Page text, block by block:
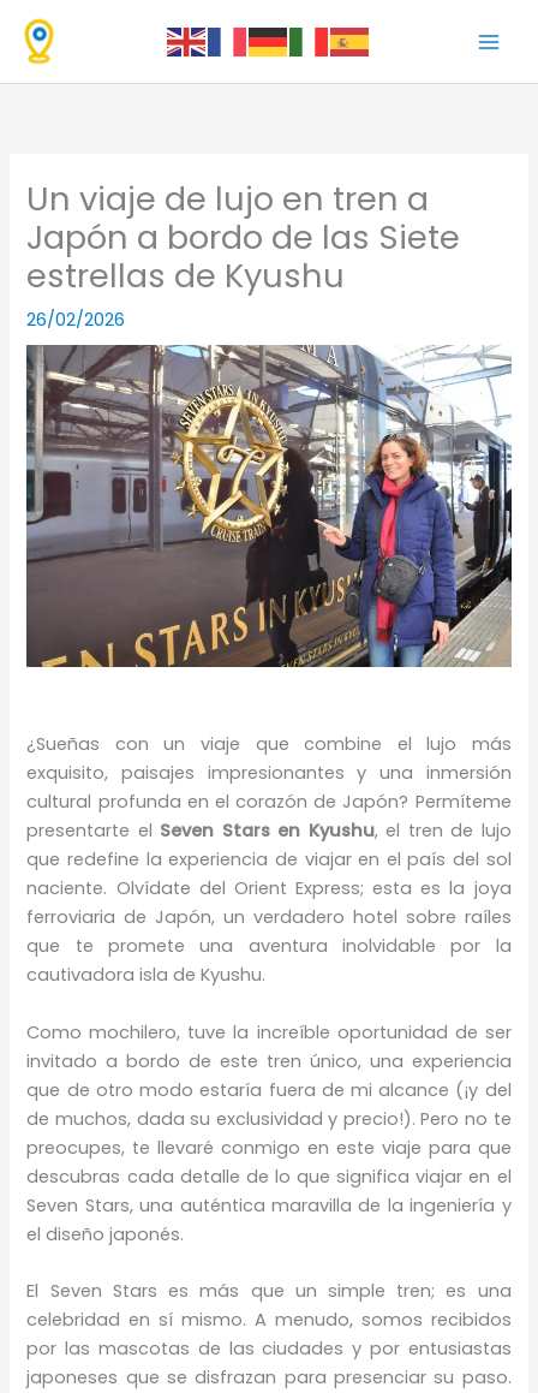
contenido
Un viaje de lujo en tren a
Japón a bordo de las Siete
estrellas de Kyushu
26/02/2026
¿Sueñas con un viaje que combine el lujo más
exquisito, paisajes impresionantes y una inmersión
cultural profunda en el corazón de Japón? Permíteme
presentarte el Seven Stars en Kyushu, el tren de lujo
que redefine la experiencia de viajar en el país del sol
naciente. Olvídate del Orient Express; esta es la joya
ferroviaria de Japón, un verdadero hotel sobre raíles
que te promete una aventura inolvidable por la
cautivadora isla de Kyushu.
Como mochilero, tuve la increíble oportunidad de ser
invitado a bordo de este tren único, una experiencia
que de otro modo estaría fuera de mi alcance (¡y del
de muchos, dada su exclusividad y precio!). Pero no te
preocupes, te llevaré conmigo en este viaje para que
descubras cada detalle de lo que significa viajar en el
Seven Stars, una auténtica maravilla de la ingeniería y
el diseño japonés.
El Seven Stars es más que un simple tren; es una
celebridad en sí mismo. A menudo, somos recibidos
por las mascotas de las ciudades y por entusiastas
japoneses que se disfrazan para presenciar su paso.